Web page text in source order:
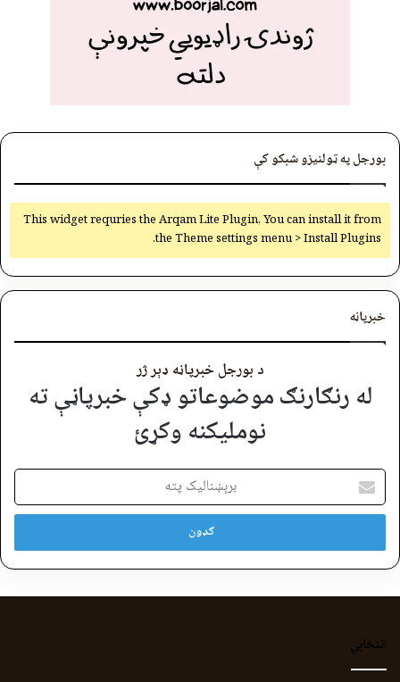
بورجل په ټولنیزو شبکو کې
This widget requries the Arqam Lite Plugin, You can install it from
the Theme settings menu > Install Plugins.
خبرپاڼه
د بورجل خبرپاڼه ډېر ژر
له رنګارنګ موضوعاتو ډکې خبرپاڼې ته
نوملیکنه وکړئ
برېښنالیک
پته
انتخابي